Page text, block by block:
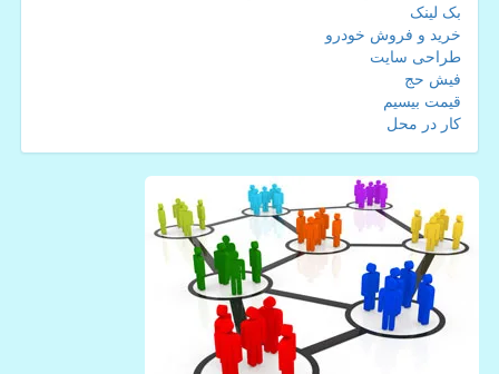
بک لینک
خرید و فروش خودرو
طراحی سایت
فیش حج
قیمت بیسیم
کار در محل